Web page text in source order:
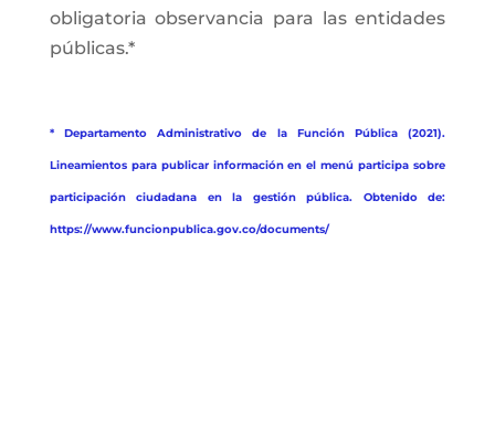
obligatoria observancia para las entidades
públicas.*
* Departamento Administrativo de la Función Pública (2021).
Lineamientos para publicar información en el menú participa sobre
participación ciudadana en la gestión pública. Obtenido de:
https://www.funcionpublica.gov.co/documents/